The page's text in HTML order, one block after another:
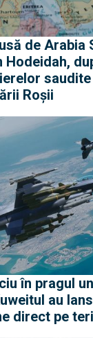
de Arabia
Hodeidah,
Roșii
în pragul
au
direct pe